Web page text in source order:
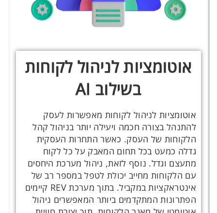
אוטומציות לניהול לקוחות
בשילוב AI
אוטומציות לניהול לקוחות מאפשרות לעסק
להתנהל בצורה חכמה ויעילה יותר בניהול קהל
הלקוחות של העסק. כאשר התחרות העסקית
גדלה כמעט בכל תחום המאבק על כל לקוח
מתעצם וגדל. נוסף לזאת, ניהול מערכת היחסים
עם הלקוחות מחייב יכולת לטפל במספר רב של
אינטראקציות במקביל. בתוך מערכת REV קיימים
הפתרונות המתקדמים ביותר המאפשרים ניהול